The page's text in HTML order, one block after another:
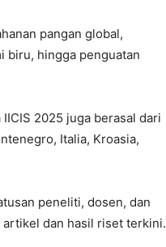
pangan global,
biru, hingga penguatan
2025 juga berasal dari
Italia, Kroasia,
peneliti, dosen, dan
dan hasil riset terkini.